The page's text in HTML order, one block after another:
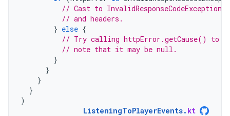
// Cast to InvalidResponseCodeException
// and headers.
} else {
// Try calling httpError.getCause() to
// note that it may be null.
}
}
}
}
)
ListeningToPlayerEvents. kt